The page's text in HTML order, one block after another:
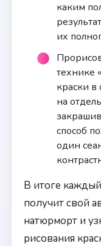
каким
их
технике
краски в
на
способ
один
В итоге
получит свой
натюрморт и
рисования